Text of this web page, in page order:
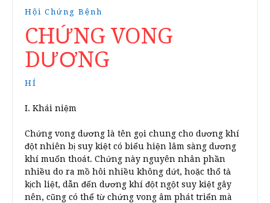
Hội Chứng Bệnh
CHỨNG VONG
DƯƠNG
HÍ
I. Khái niệm
Chứng vong dương là tên gọi chung cho dương khí
đột nhiên bị suy kiệt có biểu hiện lâm sàng dương
khí muốn thoát. Chứng này nguyên nhân phần
nhiều do ra mồ hôi nhiều không dứt, hoặc thổ tả
kịch liệt, dẫn đến dương khí đột ngột suy kiệt gây
nên, cũng có thể từ chứng vong âm phát triển mà